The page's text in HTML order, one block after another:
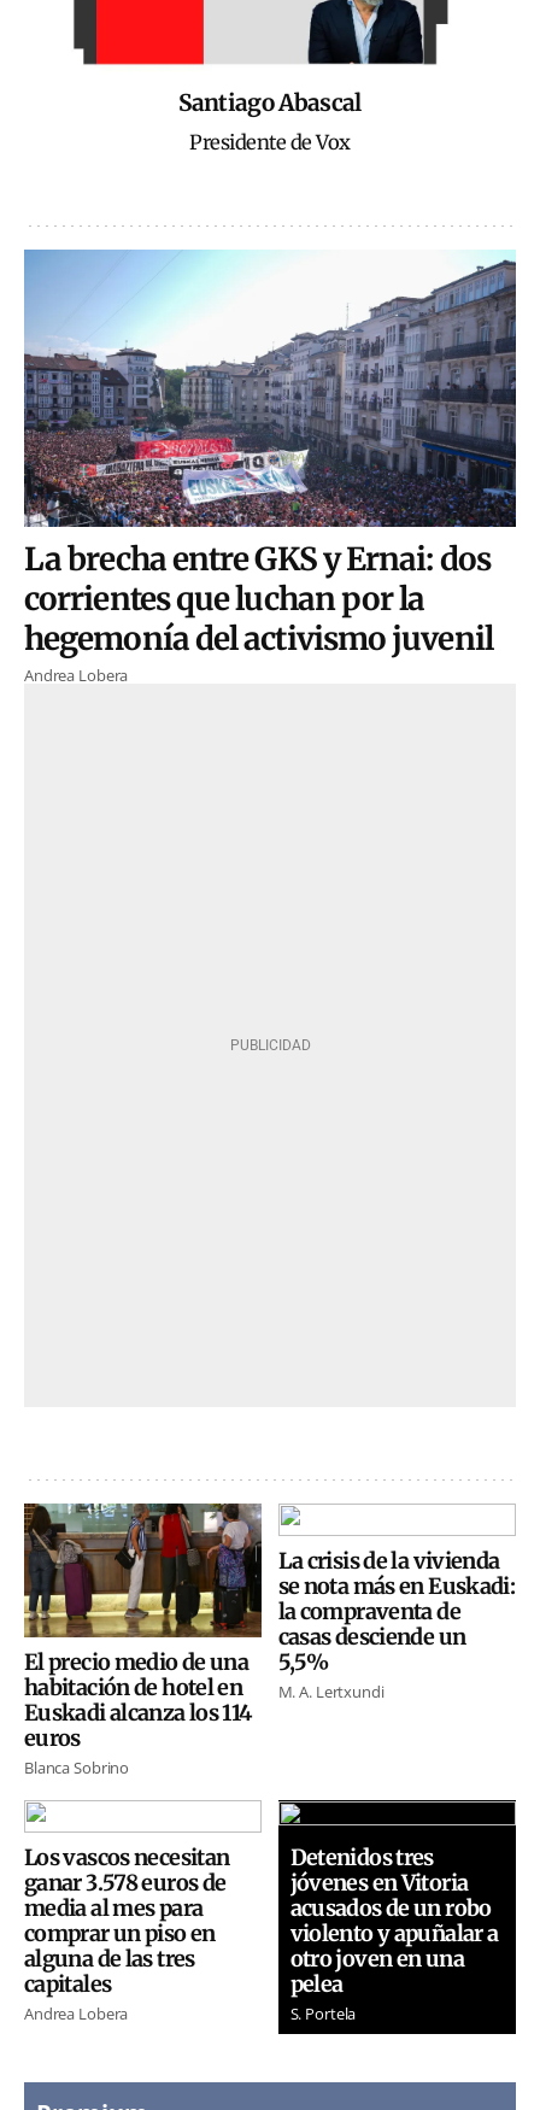
Santiago Abascal
Presidente de Vox
La brecha entre GKS y Ernai: dos
corrientes que luchan por la
hegemonía del activismo juvenil
Andrea Lobera
El precio medio de una
habitación de hotel en
Euskadi alcanza los 114
euros
Blanca Sobrino
La crisis de la vivienda
se nota más en Euskadi:
la compraventa de
casas desciende un
5,5%
M. A. Lertxundi
Los vascos necesitan
ganar 3.578 euros de
media al mes para
comprar un piso en
alguna de las tres
capitales
Andrea Lobera
Detenidos tres
jóvenes en Vitoria
acusados de un robo
violento y apuñalar a
otro joven en una
pelea
S. Portela